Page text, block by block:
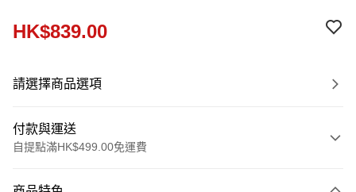
HK$839.00
請選擇商品選項
付款與運送
自提點滿HK$499.00免運費